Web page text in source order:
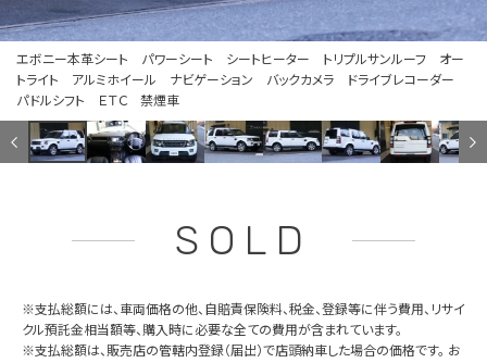
エボニー本革シート パワーシート シートヒーター トリプルサンルーフ オー
トライト アルミホイール ナビゲーション バックカメラ ドライブレコーダー
パドルシフト ＥＴＣ 禁煙車
SOLD
※支払総額には、車両価格の他、自賠責保険料、税金、登録等に伴う費用、リサイ
クル預託金相当額等、購入時に必要な全ての費用が含まれています。
※支払総額は、販売店の管轄内登録（届出）で店頭納車した場合の価格です。 お